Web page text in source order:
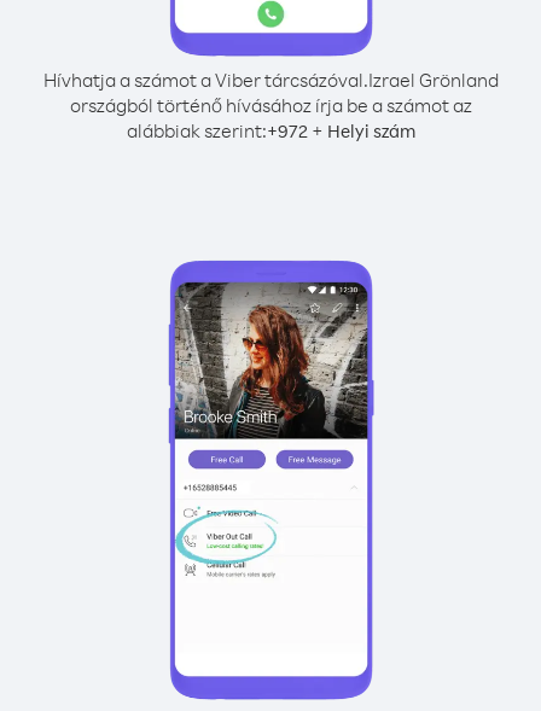
Hívhatja a számot a Viber tárcsázóval.Izrael Grönland
országból történő hívásához írja be a számot az
alábbiak szerint:+972+ Helyi szám